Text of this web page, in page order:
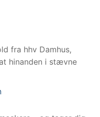
fra hhv Damhus,
hinanden i stævne